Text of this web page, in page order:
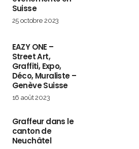
Suisse
25 octobre 2023
EAZY ONE –
Street Art,
Graffiti, Expo,
Déco, Muraliste –
Genève Suisse
16 août 2023
Graffeur dans le
canton de
Neuchâtel